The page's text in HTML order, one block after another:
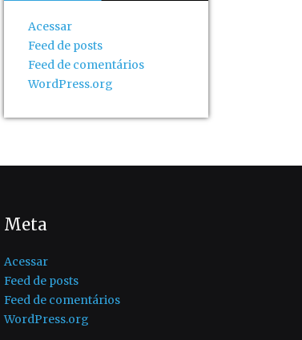
Acessar
Feed de posts
Feed de comentários
WordPress.org
Meta
Acessar
Feed de posts
Feed de comentários
WordPress.org